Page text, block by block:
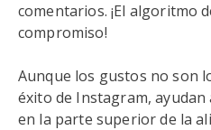
comentarios. ¡El algoritmo
compromiso!
Aunque los gustos no son
éxito de Instagram,
en la parte superior de la